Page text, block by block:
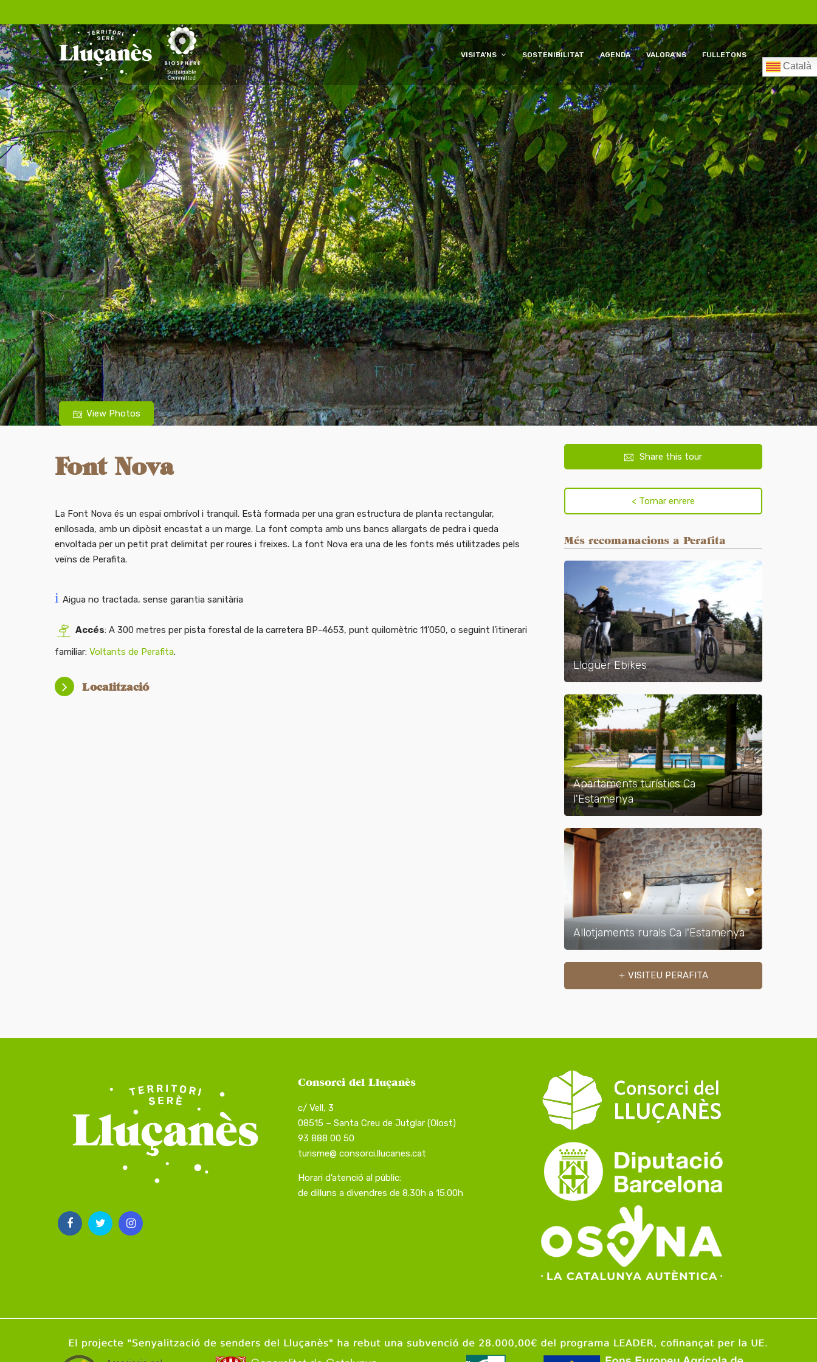
VISITA’NS SOSTENIBILITAT AGENDA VALORA’NS FULLETONS
Català
View Photos
Font Nova
La Font Nova és un espai ombrívol i tranquil. Està formada per una gran estructura de planta rectangular,
enllosada, amb un dipòsit encastat a un marge. La font compta amb uns bancs allargats de pedra i queda
envoltada per un petit prat delimitat per roures i freixes. La font Nova era una de les fonts més utilitzades pels
veïns de Perafita.
i Aigua no tractada, sense garantia sanitària
Accés: A 300 metres per pista forestal de la carretera BP-4653, punt quilomètric 11’050, o seguint l’itinerari
familiar: Voltants de Perafita.
Localització
Share this tour
Més recomanacions a Perafita
Lloguer Ebikes
Apartaments turístics Ca
l'Estamenya
Allotjaments rurals Ca l'Estamenya
VISITEU PERAFITA
Consorci del Lluçanès
c/ Vell, 3
08515 – Santa Creu de Jutglar (Olost)
93 888 00 50
turisme@ consorci.llucanes.cat
Horari d’atenció al públic:
de dilluns a divendres de 8.30h a 15:00h